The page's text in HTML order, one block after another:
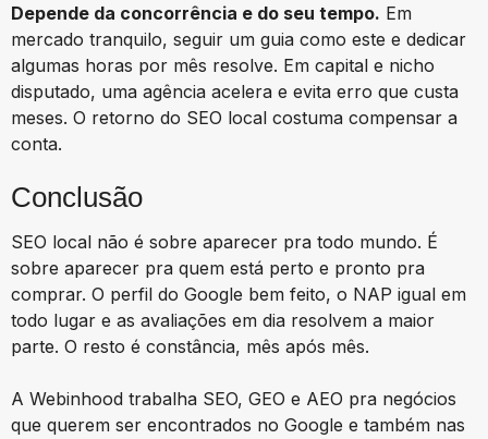
Depende da concorrência e do seu tempo. Em
mercado tranquilo, seguir um guia como este e dedicar
algumas horas por mês resolve. Em capital e nicho
disputado, uma agência acelera e evita erro que custa
meses. O retorno do SEO local costuma compensar a
conta.
Conclusão
SEO local não é sobre aparecer pra todo mundo. É
sobre aparecer pra quem está perto e pronto pra
comprar. O perfil do Google bem feito, o NAP igual em
todo lugar e as avaliações em dia resolvem a maior
parte. O resto é constância, mês após mês.
A Webinhood trabalha SEO, GEO e AEO pra negócios
que querem ser encontrados no Google e também nas